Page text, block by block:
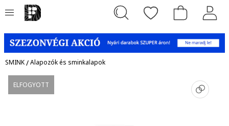
SMINK/Alapozók és sminkalapok
ELFOGYOTT